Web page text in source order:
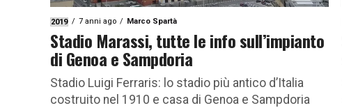
2019 7 anni ago Marco Spartà
Stadio Marassi, tutte le info sull’impianto
di Genoa e Sampdoria
Stadio Luigi Ferraris: lo stadio più antico d’Italia
costruito nel 1910 e casa di Genoa e Sampdoria